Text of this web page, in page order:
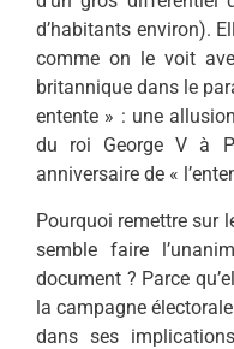
d’habitants environ).
comme on le voit
britannique dans le
entente » : une
du roi George V à
anniversaire de «
Pourquoi remettre sur
semble faire
document ? Parce
la campagne
dans ses